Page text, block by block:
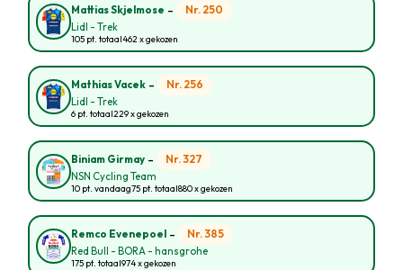
Mattias Skjelmose - Nr. 250
Lidl - Trek
105 pt. totaal462 x gekozen
Mathias Vacek - Nr. 256
Lidl - Trek
6 pt. totaal229 x gekozen
Biniam Girmay - Nr. 327
NSN Cycling Team
10 pt. vandaag75 pt. totaal880 x gekozen
Remco Evenepoel - Nr. 385
Red Bull - BORA - hansgrohe
175 pt. totaal974 x gekozen